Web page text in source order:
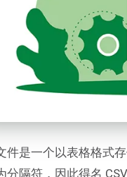
件是一个以表格格式
分隔符，因此得名